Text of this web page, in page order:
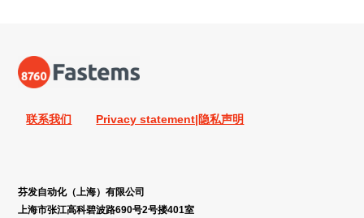
联系我们 Privacy statement|隐私声明
芬发自动化（上海）有限公司
上海市张江高科碧波路690号2号搂401室